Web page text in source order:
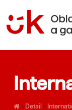
› Detail ›